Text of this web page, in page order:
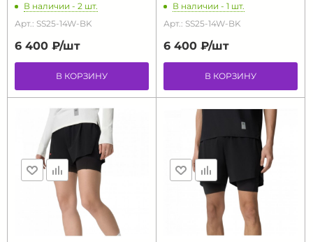
В наличии - 2 шт.
Арт.: SS25-14W-BK
6 400 ₽/шт
В КОРЗИНУ
В наличии - 1 шт.
Арт.: SS25-14W-BK
6 400 ₽/шт
В КОРЗИНУ